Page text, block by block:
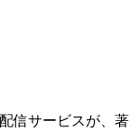
信サービスが、著